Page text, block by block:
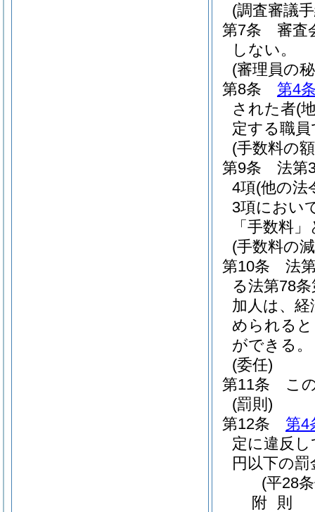
(調査審議
第7条
審査
しない。
(審理員の
第8条
第4
された者(
定する職
(手数料の
第9条
法第
4項(他の法
3項におい
「手数料
(手数料の
第10条
法
る法第78
加人は、
められる
ができる。
(委任)
第11条
こ
(罰則)
第12条
第4
定に違反
円以下の
(平28
附 則